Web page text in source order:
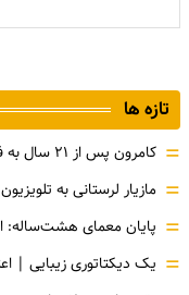
تازه ها
= کامرون پس از ۲۱ سال به فکر واگذاری «آواتار» افتاد
= مازیار لرستانی به
= پایان معمای هشت‌ساله:
= یک دیکتاتوری زیبایی |